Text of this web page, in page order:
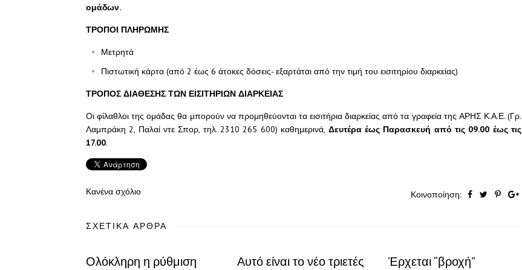
ομάδων.
ΤΡΟΠΟΙ ΠΛΗΡΩΜΗΣ
Μετρητά
Πιστωτική κάρτα (από 2 έως 6 άτοκες δόσεις- εξαρτάται από την τιμή του εισιτηρίου διαρκείας)
ΤΡΟΠΟΣ ΔΙΑΘΕΣΗΣ ΤΩΝ ΕΙΣΙΤΗΡΙΩΝ ΔΙΑΡΚΕΙΑΣ
Οι φίλαθλοι της ομάδας θα μπορούν να προμηθεύονται τα εισιτήρια διαρκείας από τα γραφεία της ΑΡΗΣ Κ.Α.Ε. (Γρ.
Λαμπράκη 2, Παλαί ντε Σπορ, τηλ. 2310 265 600) καθημερινά, Δευτέρα έως Παρασκευή από τις 09.00 έως τις
17.00.
Κανένα σχόλιο Κοινοποίηση:
ΣΧΕΤΙΚΆ ΆΡΘΡΑ
Ολόκληρη η ρύθμιση
Αυτό είναι το νέο τριετές
Έρχεται “βροχή”